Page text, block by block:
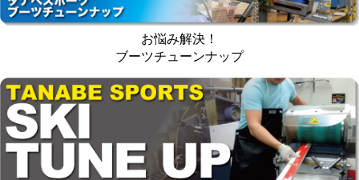
お悩み解決！
ブーツチューンナップ